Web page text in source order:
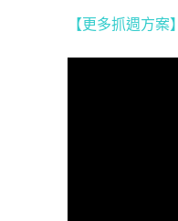
【更多抓週方案】